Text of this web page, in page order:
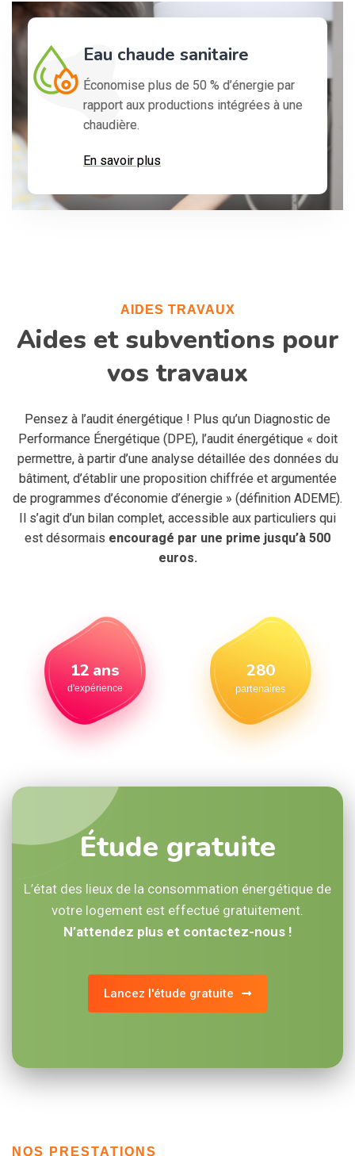
Eau chaude sanitaire
Économise plus de 50 % d’énergie par
rapport aux productions intégrées à une
chaudière.
En savoir plus
AIDES TRAVAUX
Aides et subventions pour
vos travaux
Pensez à l’audit énergétique ! Plus qu’un Diagnostic de
Performance Énergétique (DPE), l’audit énergétique « doit
permettre, à partir d’une analyse détaillée des données du
bâtiment, d’établir une proposition chiffrée et argumentée
de programmes d’économie d’énergie » (définition ADEME).
Il s’agit d’un bilan complet, accessible aux particuliers qui
est désormais encouragé par une prime jusqu’à 500
euros.
15 ans
d'expérience
350
partenaires
Étude gratuite
L’état des lieux de la consommation énergétique de
votre logement est effectué gratuitement.
N’attendez plus et contactez-nous !
Lancez l'étude gratuite
NOS PRESTATIONS